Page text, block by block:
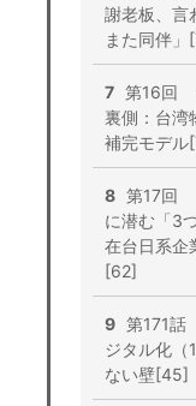
謝老板、言
また同伴」
7 第16回
裏側：台湾
補完モデル
8 第17回
に潜む「3
在台日系企
[62]
9 第171
ジタル化（
ない壁[45]